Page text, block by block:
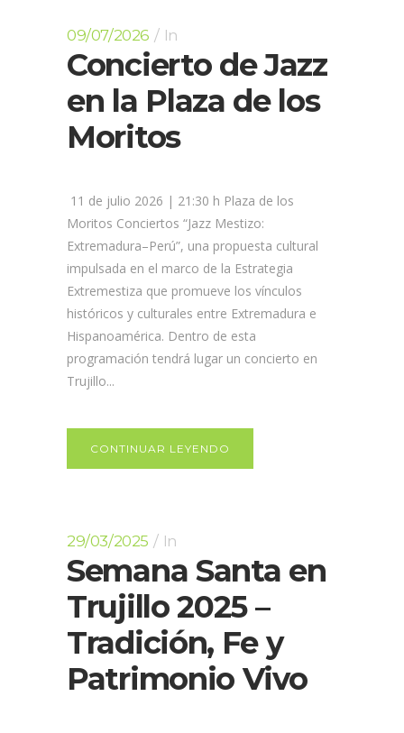
09/07/2026 In
Concierto de Jazz
en la Plaza de los
Moritos
11 de julio 2026 | 21:30 h Plaza de los
Moritos Conciertos “Jazz Mestizo:
Extremadura–Perú”, una propuesta cultural
impulsada en el marco de la Estrategia
Extremestiza que promueve los vínculos
históricos y culturales entre Extremadura e
Hispanoamérica. Dentro de esta
programación tendrá lugar un concierto en
Trujillo...
CONTINUAR LEYENDO
29/03/2025 In
Semana Santa en
Trujillo 2025 –
Tradición, Fe y
Patrimonio Vivo